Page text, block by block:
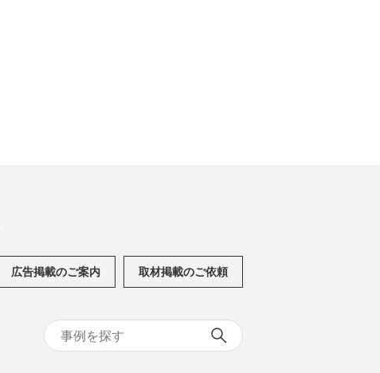
広告掲載のご案内 取材掲載のご依頼